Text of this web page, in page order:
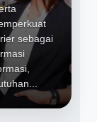
sebagai